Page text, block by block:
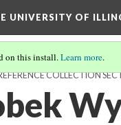
UNIVERSITY OF
on this install.Learn more.
COLLECTION